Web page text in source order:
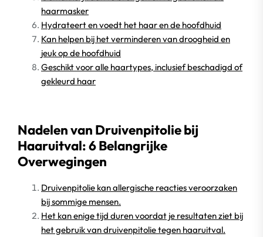
haarmasker
Hydrateert en voedt het haar en de hoofdhuid
Kan helpen bij het verminderen van droogheid en
jeuk op de hoofdhuid
Geschikt voor alle haartypes, inclusief beschadigd of
gekleurd haar
Nadelen van Druivenpitolie bij
Haaruitval: 6 Belangrijke
Overwegingen
Druivenpitolie kan allergische reacties veroorzaken
bij sommige mensen.
Het kan enige tijd duren voordat je resultaten ziet bij
het gebruik van druivenpitolie tegen haaruitval.